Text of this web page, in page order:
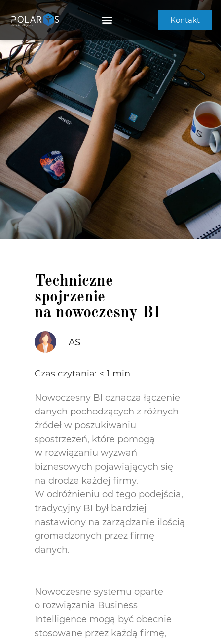
Kontakt
Techniczne
spojrzenie
na nowoczesny BI
AS
Czas czytania: < 1 min.
Nowoczesny BI oznacza łączenie
danych pochodzących z różnych
źródeł w poszukiwaniu
spostrzeżeń, które pomogą
w rozwiązaniu wyzwań
biznesowych pojawiających się
na drodze każdej firmy.
W odróżnieniu od tego podejścia,
tradycyjny BI był bardziej
nastawiony na zarządzanie ilością
gromadzonych przez firmę
danych.
Nowoczesne systemu oparte
o rozwiązania Business
Intelligence mogą być obecnie
stosowane przez każdą firmę,